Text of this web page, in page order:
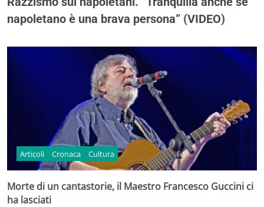
napoletano è una brava persona” (VIDEO)
Articoli Cronaca Cultura
Morte di un cantastorie, il Maestro Francesco Guccini ci
ha lasciati